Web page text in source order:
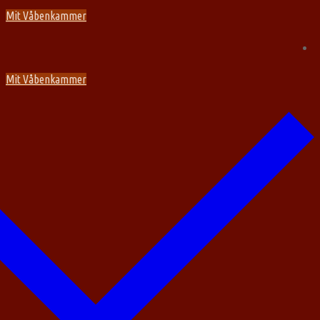
Spring
Menu
Luk
Mit Våbenkammer
Mit Våbenkammer